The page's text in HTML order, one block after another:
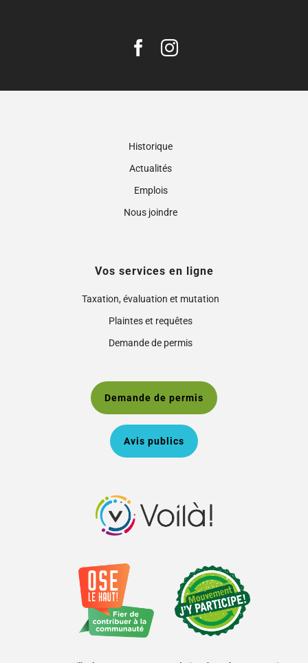
Historique
Actualités
Emplois
Nous joindre
Vos services en ligne
Taxation, évaluation et mutation
Plaintes et requêtes
Demande de permis
Demande de permis
Avis publics